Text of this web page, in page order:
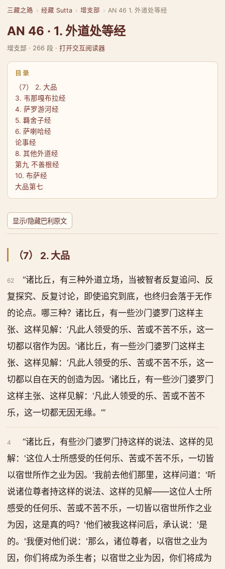
三藏之路 › 经藏 Sutta › 增支部 › AN 46 1. 外道处等经
AN 46 · 1. 外道处等经
增支部 · 266 段 · 打开交互阅读器
目录
（7） 2. 大品
3. 韦那嘎布拉经
4. 萨罗游河经
5. 羇舍子经
6. 萨喇哈经
论事经
8. 其他外道经
第九 不善根经
10. 布萨经
大品第七
显示/隐藏巴利原文
（7） 2. 大品
62
“诸比丘，有三种外道立场，当被智者反复追问、反
复探究、反复讨论，即使追究到底，也终归会落于无作
的论点。哪三种？诸比丘，有一些沙门婆罗门这样主
张、这样见解：‘凡此人领受的乐、苦或不苦不乐，这一
切都以宿作为因。’诸比丘，有一些沙门婆罗门这样主
张、这样见解：‘凡此人领受的乐、苦或不苦不乐，这一
切都以自在天的创造为因。’诸比丘，有一些沙门婆罗门
这样主张、这样见解：‘凡此人领受的乐、苦或不苦不
乐，这一切都无因无缘。’”
4
“诸比丘，有些沙门婆罗门持这样的说法、这样的见
解：'这位人士所感受的任何乐、苦或不苦不乐，一切皆
以宿世所作之业为因。'我前去他们那里，这样问道：'听
说诸位尊者持这样的说法、这样的见解——这位人士所
感受的任何乐、苦或不苦不乐，一切皆以宿世所作之业
为因，这是真的吗？'他们被我这样问后，承认说：'是
的。'我便对他们说：'那么，诸位尊者，以宿世之业为
因，你们将成为杀生者；以宿世之业为因，你们将成为